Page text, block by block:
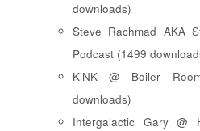
downloads)
Steve Rachmad AKA
Podcast (1499
KiNK @ Boiler
downloads)
Intergalactic Gary @